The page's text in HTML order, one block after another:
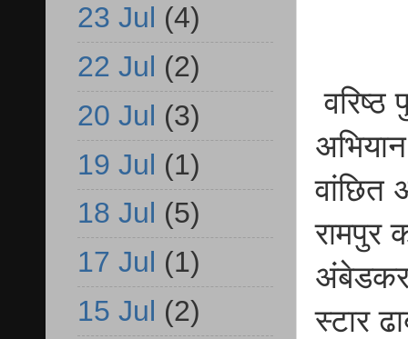
वरिष्ठ
वांछित
रामपुर
स्टार
23 Jul (4)
22 Jul (2)
20 Jul (3)
19 Jul (1)
18 Jul (5)
17 Jul (1)
15 Jul (2)